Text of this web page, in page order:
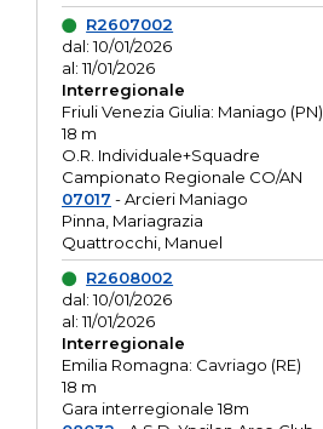
R2607002
dal: 10/01/2026
al: 11/01/2026
Interregionale
Friuli Venezia Giulia: Maniago (PN)
18 m
O.R. Individuale+Squadre
Campionato Regionale CO/AN
07017 - Arcieri Maniago
Pinna, Mariagrazia
Quattrocchi, Manuel
R2608002
dal: 10/01/2026
al: 11/01/2026
Interregionale
Emilia Romagna: Cavriago (RE)
18 m
Gara interregionale 18m